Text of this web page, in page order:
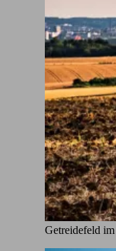
Getreidefeld